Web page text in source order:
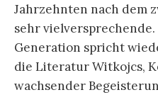
Jahrzehnten nach dem
sehr
Generation spricht
die Literatur Witkojcs,
wachsender